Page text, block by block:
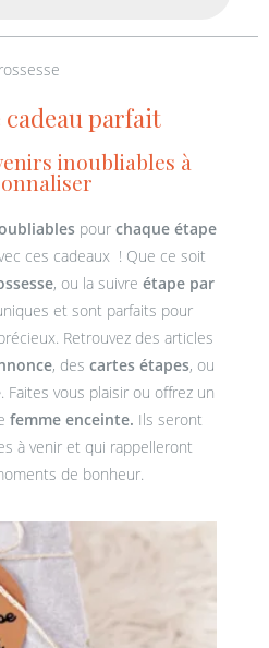
cadeau parfait
inoubliables à
pour chaque étape
ces cadeaux ! Que ce soit
, ou la suivre étape par
et sont parfaits pour
Retrouvez des articles
, des cartes étapes, ou
. Faites vous plaisir ou offrez un
femme enceinte. Ils seront
à venir et qui rappelleront
de bonheur.